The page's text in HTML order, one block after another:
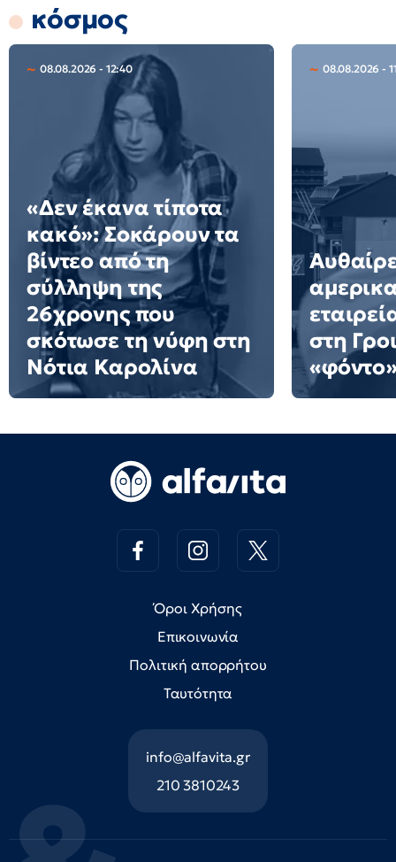
κόσμος
08.08.2026 - 12:40
«Δεν έκανα τίποτα
κακό»: Σοκάρουν τα
βίντεο από τη
σύλληψη της
26χρονης που
σκότωσε τη νύφη στη
Νότια Καρολίνα
08.08.2026 -
στη
Όροι Χρήσης
Επικοινωνία
Πολιτική απορρήτου
Ταυτότητα
info@alfavita.gr
210 3810243